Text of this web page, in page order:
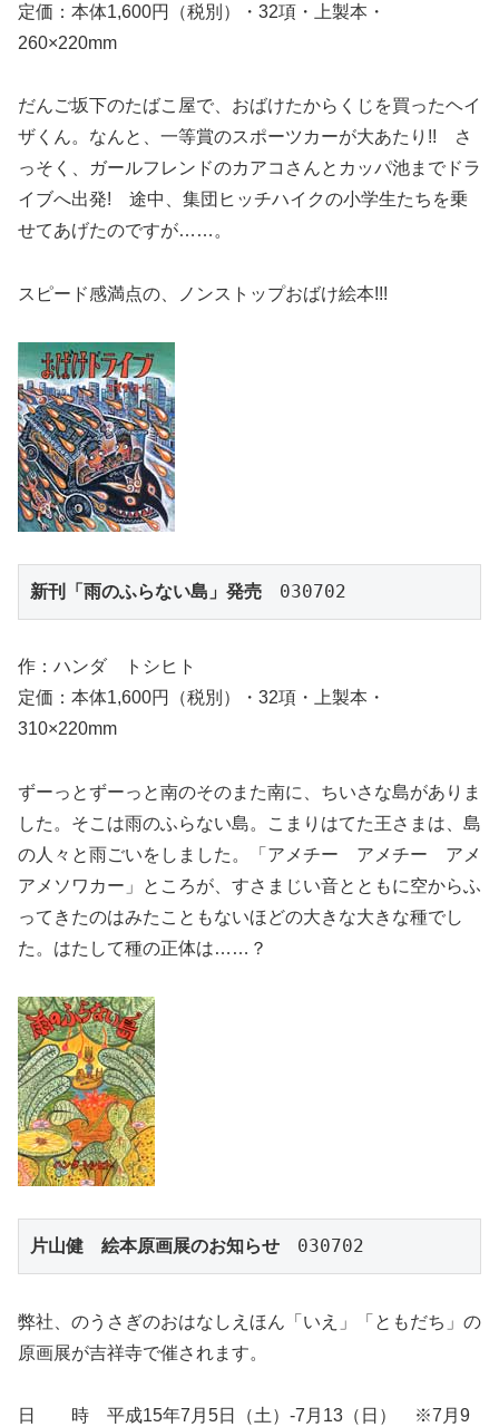
定価：本体1,600円（税別）・32項・上製本・
260×220mm
だんご坂下のたばこ屋で、おばけたからくじを買ったヘイ
ザくん。なんと、一等賞のスポーツカーが大あたり!! さ
っそく、ガールフレンドのカアコさんとカッパ池までドラ
イブへ出発! 途中、集団ヒッチハイクの小学生たちを乗
せてあげたのですが……。
スピード感満点の、ノンストップおばけ絵本!!!
新刊「雨のふらない島」発売 030702
作：ハンダ トシヒト
定価：本体1,600円（税別）・32項・上製本・
310×220mm
ずーっとずーっと南のそのまた南に、ちいさな島がありま
した。そこは雨のふらない島。こまりはてた王さまは、島
の人々と雨ごいをしました。「アメチー アメチー アメ
アメソワカー」ところが、すさまじい音とともに空からふ
ってきたのはみたこともないほどの大きな大きな種でし
た。はたして種の正体は……？
片山健　絵本原画展のお知らせ 030702
弊社、のうさぎのおはなしえほん「いえ」「ともだち」の
原画展が吉祥寺で催されます。
日 時 平成15年7月5日（土）-7月13（日） ※7月9